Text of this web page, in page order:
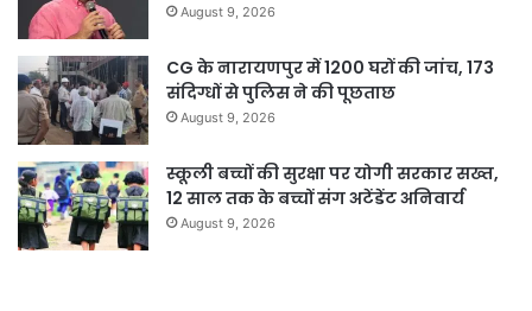
August 9, 2026
CG के नारायणपुर में 1200 घरों की जांच, 173
संदिग्धों से पुलिस ने की पूछताछ
August 9, 2026
स्कूली बच्चों की सुरक्षा पर योगी सरकार सख्त,
12 साल तक के बच्चों संग अटेंडेंट अनिवार्य
August 9, 2026